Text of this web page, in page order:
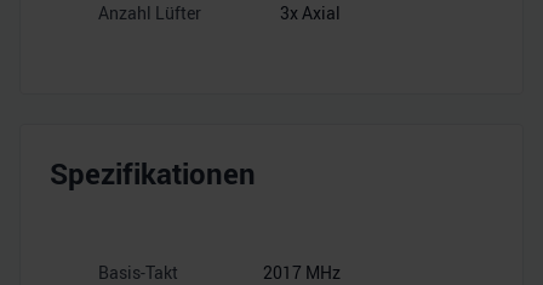
Anzahl Lüfter 3x Axial
Spezifikationen
Basis-Takt 2017 MHz